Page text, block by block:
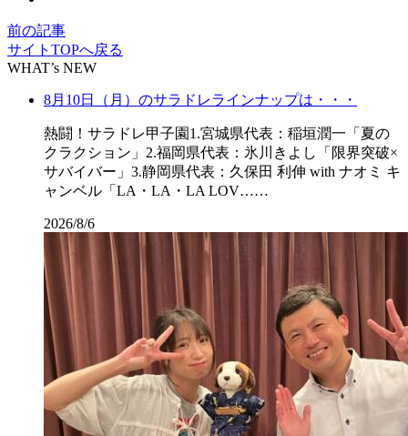
前の記事
サイトTOPへ戻る
WHAT’s NEW
8月10日（月）のサラドレラインナップは・・・
熱闘！サラドレ甲子園1.宮城県代表：稲垣潤一「夏の
クラクション」2.福岡県代表：氷川きよし「限界突破×
サバイバー」3.静岡県代表：久保田 利伸 with ナオミ キ
ャンベル「LA・LA・LA LOV……
2026/8/6